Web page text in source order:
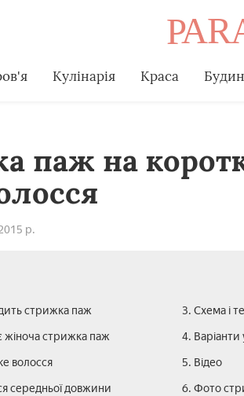
Кулінарія Краса
паж на
р.
стрижка паж
жіноча стрижка паж
волосся
середньої довжини
3. Схема і
4. Варіанти
5. Відео
6. Фото